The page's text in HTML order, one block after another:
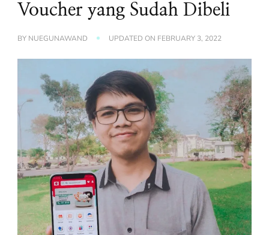
Voucher yang Sudah Dibeli
BY NUEGUNAWAND UPDATED ON FEBRUARY 3, 2022